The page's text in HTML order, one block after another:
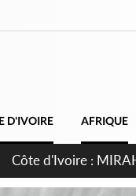
D'IVOIRE AFRIQUE
Côte d'Ivoire :